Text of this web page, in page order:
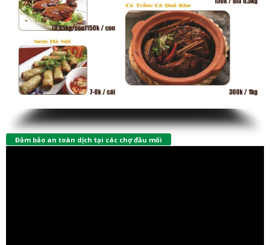
Đảm bảo an toàn dịch tại các chợ đầu mối